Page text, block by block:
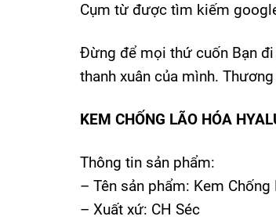
Cụm từ được tìm kiếm
Đừng để mọi thứ cuốn Bạn
thanh xuân của mình.
KEM CHỐNG LÃO HÓA
Thông tin sản phẩm:
– Tên sản phẩm: Kem
– Xuất xứ: CH Séc